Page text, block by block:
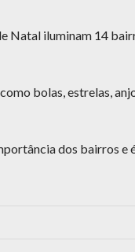
Natal iluminam 14
bolas, estrelas,
dos bairros e